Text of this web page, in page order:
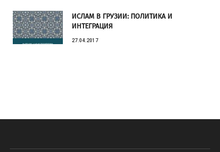
ИСЛАМ В ГРУЗИИ: ПОЛИТИКА И
ИНТЕГРАЦИЯ
27.04.2017